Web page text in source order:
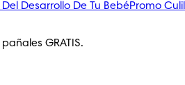
Del Desarrollo De Tu BebéPromo
GRATIS.